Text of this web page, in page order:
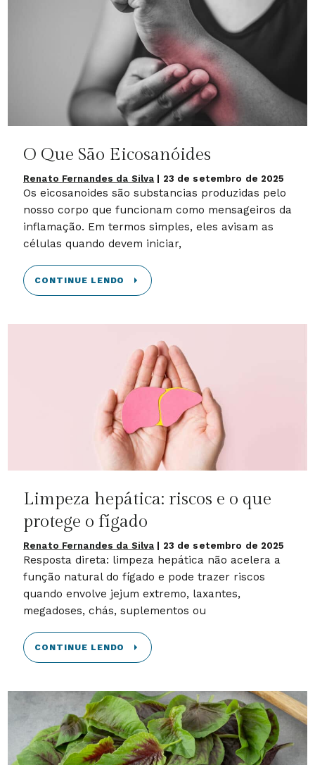
O Que São Eicosanóides
Renato Fernandes da Silva 23 de setembro de 2025
Os eicosanoides são substancias produzidas pelo
nosso corpo que funcionam como mensageiros da
inflamação. Em termos simples, eles avisam as
células quando devem iniciar,
CONTINUE LENDO
Limpeza hepática: riscos e o que
protege o fígado
Renato Fernandes da Silva 23 de setembro de 2025
Resposta direta: limpeza hepática não acelera a
função natural do fígado e pode trazer riscos
quando envolve jejum extremo, laxantes,
megadoses, chás, suplementos ou
CONTINUE LENDO